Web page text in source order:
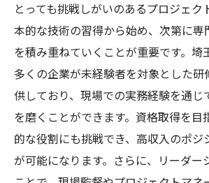
未経験でも安心三郷市で鉄筋工
未経験者が持つべき心構え
三郷市での鉄筋工の現場の
鉄筋工としての先輩からの
三郷市での鉄筋工の求人情報
未経験からのキャリアアッ
地域で長く働くための鉄筋
とっても挑戦しがいのあるプロジェク
本的な技術の習得から始め、次第に
を積み重ねていくことが重要です。埼
多くの企業が未経験者を対象とした
供しており、現場での実務経験を通じ
を磨くことができます。資格取得を目
的な役割にも挑戦でき、高収入のポジ
が可能になります。さらに、リーダー